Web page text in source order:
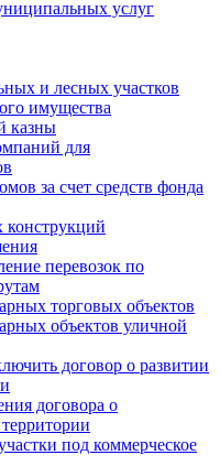
услуг
и лесных участков
имущества
казны
для
за счет средств фонда
перевозок по
торговых объектов
объектов уличной
договор о развитии
договора о
под коммерческое